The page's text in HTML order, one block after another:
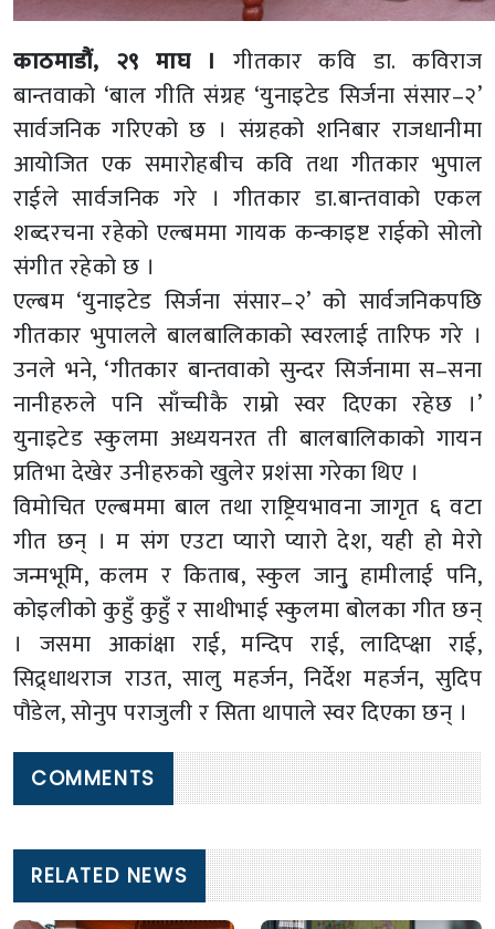
काठमाडौं, २९ माघ । गीतकार कवि डा. कविराज
बान्तवाको ‘बाल गीति संग्रह ‘युनाइटेड सिर्जना संसार–२’
सार्वजनिक गरिएको छ । संग्रहको शनिबार राजधानीमा
आयोजित एक समारोहबीच कवि तथा गीतकार भुपाल
राईले सार्वजनिक गरे । गीतकार डा.बान्तवाको एकल
शब्दरचना रहेको एल्बममा गायक कन्काइष्ट राईको सोलो
संगीत रहेको छ ।
एल्बम ‘युनाइटेड सिर्जना संसार–२’ को सार्वजनिकपछि
गीतकार भुपालले बालबालिकाको स्वरलाई तारिफ गरे ।
उनले भने, ‘गीतकार बान्तवाको सुन्दर सिर्जनामा स–सना
नानीहरुले पनि साँच्चीकै राम्रो स्वर दिएका रहेछ ।’
युनाइटेड स्कुलमा अध्ययनरत ती बालबालिकाको गायन
प्रतिभा देखेर उनीहरुको खुलेर प्रशंसा गरेका थिए ।
विमोचित एल्बममा बाल तथा राष्ट्रियभावना जागृत ६ वटा
गीत छन् । म संग एउटा प्यारो प्यारो देश, यही हो मेरो
जन्मभूमि, कलम र किताब, स्कुल जानु् हामीलाई पनि,
कोइलीको कुहुँ कुहुँ र साथीभाई स्कुलमा बोलका गीत छन्
। जसमा आकांक्षा राई, मन्दिप राई, लादिप्क्षा राई,
सिद्र्धाथराज राउत, सालु महर्जन, निर्देश महर्जन, सुदिप
पौडेल, सोनुप पराजुली र सिता थापाले स्वर दिएका छन् ।
COMMENTS
RELATED NEWS